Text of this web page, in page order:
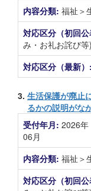
内容分類: 福祉＞
対応区分（初回
み・お礼お詫び等)
対応区分（最新）:
3. 生活保護が廃止
るかの説明がな
受付年月: 2026年
06月
内容分類: 福祉＞
対応区分（初回